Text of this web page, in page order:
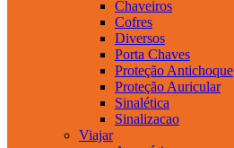
Chaveiros
Cofres
Diversos
Porta Chaves
Proteção Antichoque
Proteção Auricular
Sinalética
Sinalizacao
Viajar